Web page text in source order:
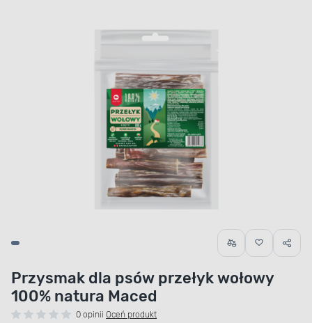
Przysmak dla psów przełyk wołowy
100% natura Maced
0 opinii Oceń produkt